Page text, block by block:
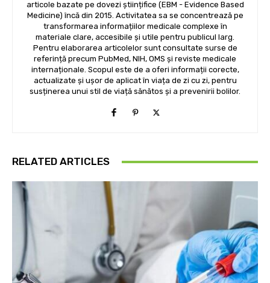
articole bazate pe dovezi științifice (EBM - Evidence Based
Medicine) încă din 2015. Activitatea sa se concentrează pe
transformarea informațiilor medicale complexe în
materiale clare, accesibile și utile pentru publicul larg.
Pentru elaborarea articolelor sunt consultate surse de
referință precum PubMed, NIH, OMS și reviste medicale
internaționale. Scopul este de a oferi informații corecte,
actualizate și ușor de aplicat în viața de zi cu zi, pentru
susținerea unui stil de viață sănătos și a prevenirii bolilor.
RELATED ARTICLES